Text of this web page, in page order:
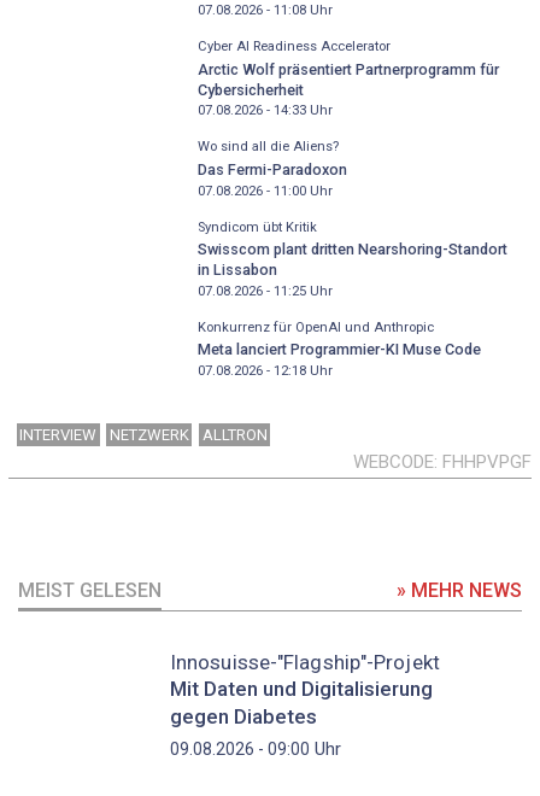
07.08.2026 - 11:08Uhr
Cyber AI Readiness Accelerator
Arctic Wolf präsentiert Partnerprogramm für
Cybersicherheit
07.08.2026 - 14:33Uhr
Wo sind all die Aliens?
Das Fermi-Paradoxon
07.08.2026 - 11:00Uhr
Syndicom übt Kritik
Swisscom plant dritten Nearshoring-Standort
in Lissabon
07.08.2026 - 11:25Uhr
Konkurrenz für OpenAI und Anthropic
Meta lanciert Programmier-KI Muse Code
07.08.2026 - 12:18Uhr
INTERVIEW NETZWERK ALLTRON
WEBCODE FHHPVPGF
MEIST GELESEN » MEHR NEWS
Innosuisse-"Flagship"-Projekt
Mit Daten und Digitalisierung
gegen Diabetes
09.08.2026 - 09:00 Uhr